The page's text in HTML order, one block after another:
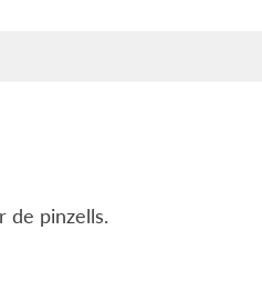
de pinzells.